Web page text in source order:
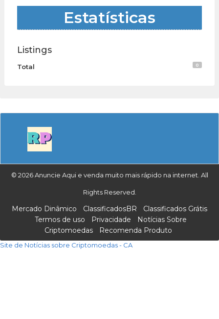
Estatísticas
Listings
Total 0
© 2026 Anuncie Aqui e venda muito mais rápido na internet. All
Rights Reserved.
Mercado Dinâmico ClassificadosBR
Classificados Grátis
Termos de uso
Privacidade
Notícias Sobre
Criptomoedas
Recomenda Produto
Site de Notícias sobre Criptomoedas - CA